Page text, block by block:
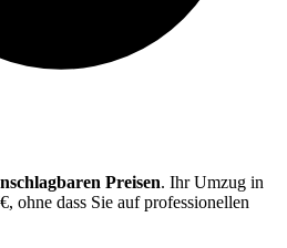
Preisen. Ihr Umzug in
ohne dass Sie auf professionellen